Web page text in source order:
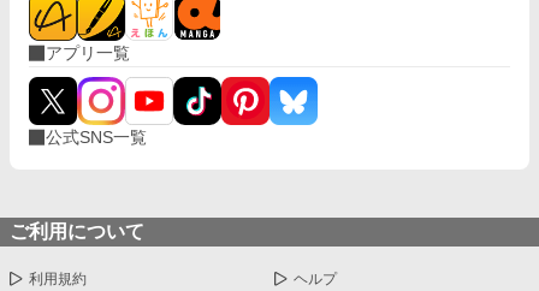
アプリ一覧
公式SNS一覧
ご利用について
利用規約 ヘルプ